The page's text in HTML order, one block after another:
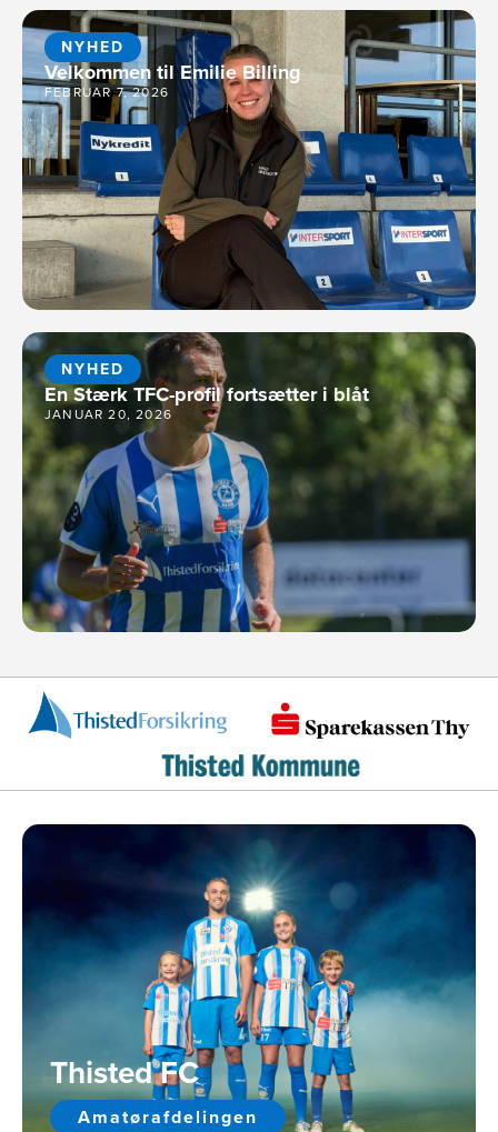
NYHED
Velkommen til Emilie Billing
FEBRUAR 7, 2026
NYHED
En Stærk TFC-profil fortsætter i blåt
JANUAR 20, 2026
Thisted FC
Amatørafdelingen